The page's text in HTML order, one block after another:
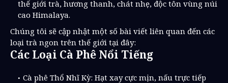
thế giới trà, hương thanh, chát nhẹ, độc tôn vùng núi
cao Himalaya.
Chúng tôi sẽ cập nhật một số bài viết liên quan đến các
loại trà ngon trên thế giới tại đây:
Các Loại Cà Phê Nổi Tiếng
Cà phê Thổ Nhĩ Kỳ: Hạt xay cực mịn, nấu trực tiếp